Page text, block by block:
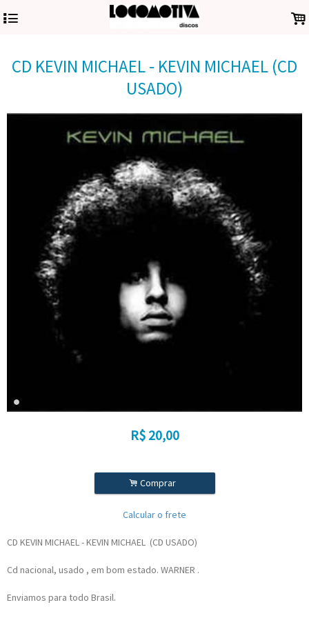
4 .
CD KEVIN MICHAEL - KEVIN MICHAEL (CD
USADO)
R$ 20,00
. Comprar
Calcular o frete
CD KEVIN MICHAEL - KEVIN MICHAEL (CD USADO)
Cd nacional, usado , em bom estado. WARNER .
Enviamos para todo Brasil.